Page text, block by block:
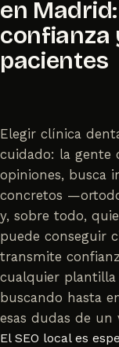
en
confianza
pacientes
Elegir clínica
cuidado: la gente
opiniones, busca
concretos
y, sobre todo,
puede conseguir
transmite
cualquier plantilla
buscando hasta
esas dudas de un
El SEO local es